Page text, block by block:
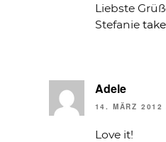
Liebste
Stefanie
Adele
14. MÄRZ 2012
Love it!